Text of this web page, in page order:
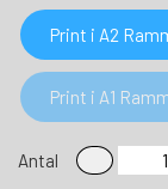
Print i A2
Print i A1
Antal